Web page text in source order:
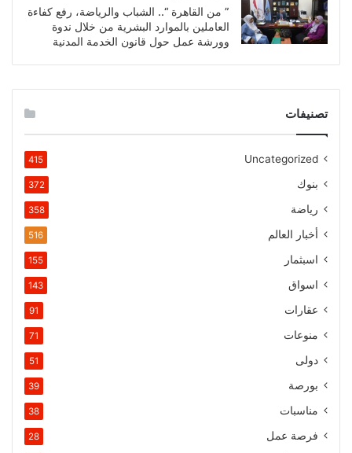
” من القاهرة “.. الشباب والرياضة، رفع كفاءة
العاملين بالموارد البشرية من خلال ندوة
وورشة عمل حول قانون الخدمة المدنية
تصنيفات
Uncategorized
415
بنوك 372
رياضة 358
أخبار العالم 516
اسبثمار 155
اسواق 143
عقارات 91
منوعات 71
دولى 51
بورصة 39
مناسبات 38
فرصة عمل 28